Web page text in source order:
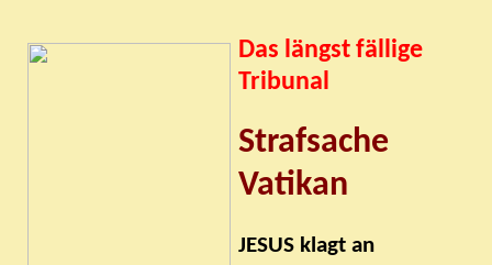
Das längst fällige
Tribunal
Strafsache
Vatikan
JESUS klagt an